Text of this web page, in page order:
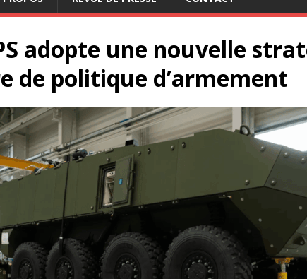
adopte une nouvelle
de politique d’armement